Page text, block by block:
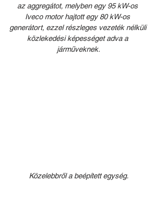
az aggregátot, melyben egy 95 kW-os
Iveco motor hajtott egy 80 kW-os
generátort, ezzel részleges vezeték nélküli
közlekedési képességet adva a
járműveknek.
Közelebbről a beépített egység.